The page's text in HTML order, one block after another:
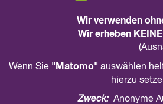
im Alter
Aufruf zum
Wir verwenden
Wir erheben
Wenn Sie "Matomo" auswählen
hierzu
Zweck: Anonyme